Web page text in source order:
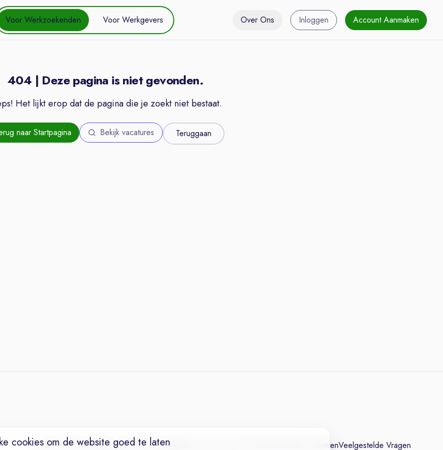
Voor Werkzoekenden Voor Werkgevers Over Ons Inloggen Account Aanmaken
404 | Deze pagina is niet gevonden.
Het lijkt erop dat de pagina die je zoekt niet bestaat.
naar Startpagina Bekijk vacatures Teruggaan
VacaturesNichesWerkgeversOver OnsMaak een Succesvol CV Vacature PlaatsenVeelgestelde Vragen
cookies om de website goed te laten